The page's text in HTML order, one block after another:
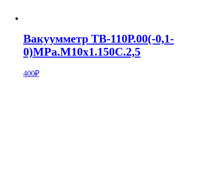
Вакуумметр ТВ-110Р.00(-0,1-
0)MPa.M10х1.150С.2,5
400₽